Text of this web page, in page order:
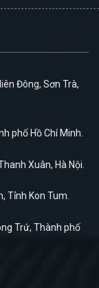
Đông, Sơn Trà,
phố Hồ Chí Minh.
Xuân, Hà Nội.
Tỉnh Kon Tum.
Trứ, Thành phố